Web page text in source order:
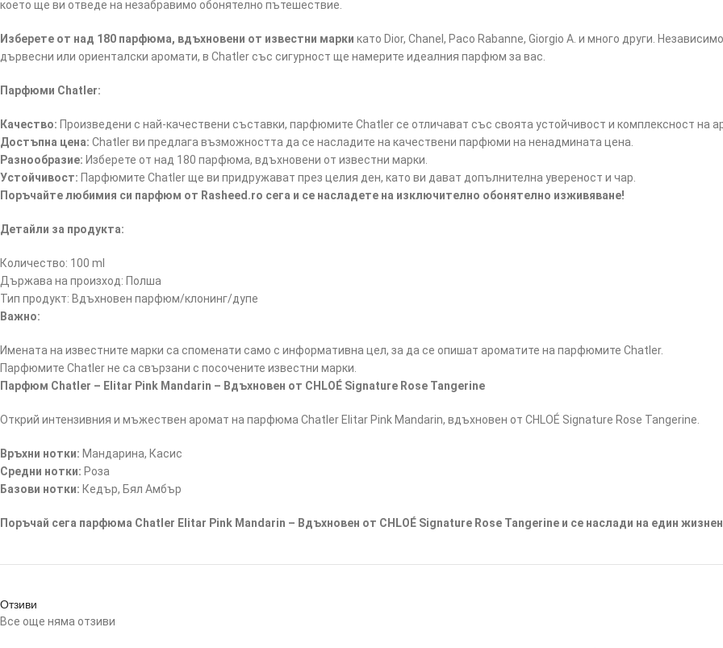
което ще ви отведе на незабравимо обонятелно пътешествие.
Изберете от над 180 парфюма, вдъхновени от известни марки като Dior, Chanel, Paco Rabanne, Giorgio A. и много други.
дървесни или ориенталски аромати, в Chatler със сигурност ще намерите идеалния парфюм за вас.
Парфюми Chatler:
Качество: Произведени с най-качествени съставки, парфюмите Chatler се отличават със своята устойчивост и комплексност на
Достъпна цена: Chatler ви предлага възможността да се насладите на качествени парфюми на ненадмината цена.
Разнообразие: Изберете от над 180 парфюма, вдъхновени от известни марки.
Устойчивост: Парфюмите Chatler ще ви придружават през целия ден, като ви дават допълнителна увереност и чар.
Поръчайте любимия си парфюм от Rasheed.ro сега и се насладете на изключително обонятелно изживяване!
Детайли за продукта:
Количество: 100 ml
Държава на произход: Полша
Тип продукт: Вдъхновен парфюм/клонинг/дупе
Важно:
Имената на известните марки са споменати само с информативна цел, за да се опишат ароматите на парфюмите Chatler.
Парфюмите Chatler не са свързани с посочените известни марки.
Парфюм Chatler – Elitar Pink Mandarin – Вдъхновен от CHLOÉ Signature Rose Tangerine
Открий интензивния и мъжествен аромат на парфюма Chatler Elitar Pink Mandarin, вдъхновен от CHLOÉ Signature Rose Tangerine.
Връхни нотки: Мандарина, Касис
Средни нотки: Роза
Базови нотки: Кедър, Бял Амбър
Поръчай сега парфюма Chatler Elitar Pink Mandarin – Вдъхновен от CHLOÉ Signature Rose Tangerine и се наслади на един
Отзиви
Все още няма отзиви